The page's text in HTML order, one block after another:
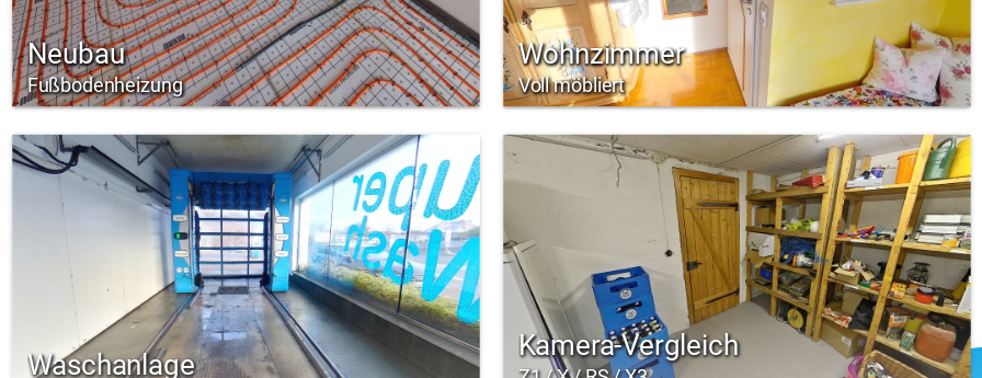
Neubau
Fußbodenheizung
Wohnzimmer
Voll möbliert
Waschanlage
Kamera-Vergleich